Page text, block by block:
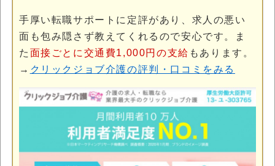
手厚い転職サポートに定評があり、求人の悪い
面も包み隠さず教えてくれるので安心です。ま
た 面接ごとに交通費1,000円の支給 もあります。
→ クリックジョブ介護の評判・口コミをみる